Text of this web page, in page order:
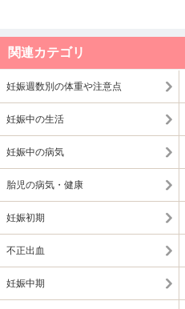
関連カテゴリ
妊娠週数別の体重や注意点
妊娠中の生活
妊娠中の病気
胎児の病気・健康
妊娠初期
不正出血
妊娠中期